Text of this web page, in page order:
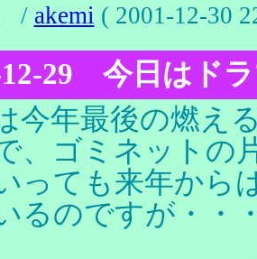
/ akemi ( 2001-12-30
12-29 今日はド
今年最後の燃え
、ゴミネットの
っても来年から
るのですが・・